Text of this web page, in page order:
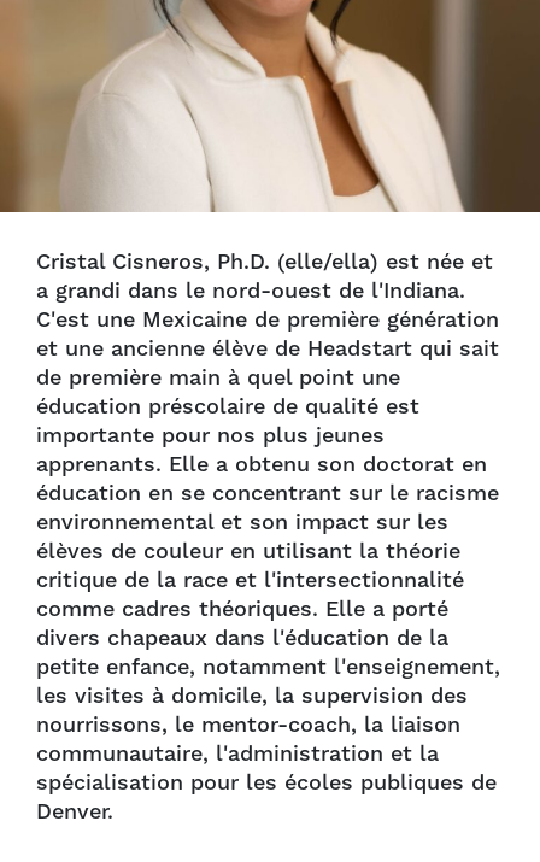
Cristal Cisneros, Ph.D. (elle/ella) est née et
a grandi dans le nord-ouest de l'Indiana.
C'est une Mexicaine de première génération
et une ancienne élève de Headstart qui sait
de première main à quel point une
éducation préscolaire de qualité est
importante pour nos plus jeunes
apprenants. Elle a obtenu son doctorat en
éducation en se concentrant sur le racisme
environnemental et son impact sur les
élèves de couleur en utilisant la théorie
critique de la race et l'intersectionnalité
comme cadres théoriques. Elle a porté
divers chapeaux dans l'éducation de la
petite enfance, notamment l'enseignement,
les visites à domicile, la supervision des
nourrissons, le mentor-coach, la liaison
communautaire, l'administration et la
spécialisation pour les écoles publiques de
Denver.